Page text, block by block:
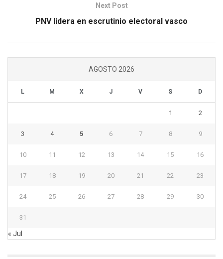
Next Post
PNV lidera en escrutinio electoral vasco
AGOSTO 2026
L M X J V S D
1 2
3 4 5 6 7 8 9
10 11 12 13 14 15 16
17 18 19 20 21 22 23
24 25 26 27 28 29 30
31
« Jul